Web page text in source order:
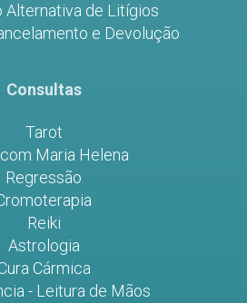
Alternativa de Litígios
e Devolução
Consultas
Tarot
Maria Helena
Regressão
Reiki
Astrologia
Cármica
- Leitura de Mãos